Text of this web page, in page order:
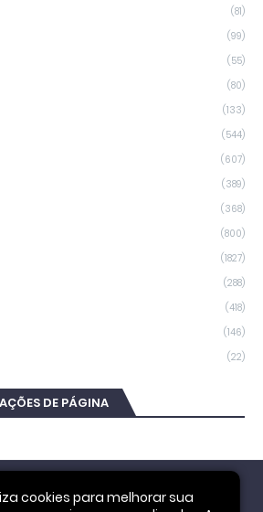
(81)
(99)
(55)
(80)
(133)
(544)
(607)
(389)
(368)
(800)
(1827)
(288)
(418)
(146)
(22)
DE PÁGINA
cookies para melhorar sua